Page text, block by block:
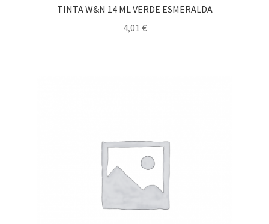
TINTA W&N 14 ML VERDE ESMERALDA
4,01 €